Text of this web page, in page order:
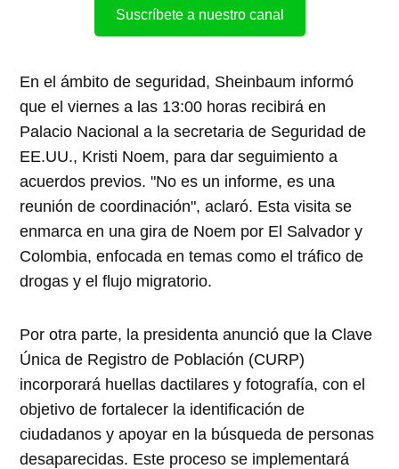
Suscríbete a nuestro canal
En el ámbito de seguridad, Sheinbaum informó
que el viernes a las 13:00 horas recibirá en
Palacio Nacional a la secretaria de Seguridad de
EE.UU., Kristi Noem, para dar seguimiento a
acuerdos previos. "No es un informe, es una
reunión de coordinación", aclaró. Esta visita se
enmarca en una gira de Noem por El Salvador y
Colombia, enfocada en temas como el tráfico de
drogas y el flujo migratorio.​
Por otra parte, la presidenta anunció que la Clave
Única de Registro de Población (CURP)
incorporará huellas dactilares y fotografía, con el
objetivo de fortalecer la identificación de
ciudadanos y apoyar en la búsqueda de personas
desaparecidas. Este proceso se implementará